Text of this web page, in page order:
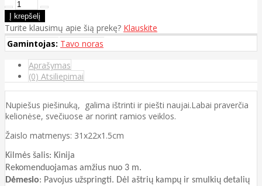
Turite klausimų apie šią prekę? Klauskite
Gamintojas: Tavo noras
Aprašymas
(0) Atsiliepimai
Nupiešus piešinuką, galima ištrinti ir piešti naujai.Labai praverčia
kelionėse, svečiuose ar norint ramios veiklos.
Žaislo matmenys: 31x22x1.5cm
Kilmės šalis: Kinija
Rekomenduojamas amžius nuo 3 m.
Dėmesio: Pavojus užspringti. Dėl aštrių kampų ir smulkių detalių